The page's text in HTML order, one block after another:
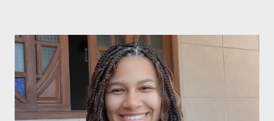
comuns na cozinha, eles podem conter grandes quantidades de
sal, gordura, açúcar, amido, realçadores de sabor, aromatizantes,
corantes e outros aditivos. E o problema não é apenas “ter sal”.
O ponto principal é a quantidade e a frequência com que esses
produtos entram na rotina alimentar. O que tem dentro dos